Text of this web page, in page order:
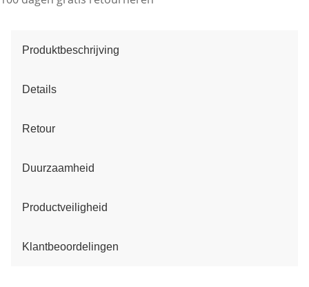
Produktbeschrijving
Details
Retour
Duurzaamheid
Productveiligheid
Klantbeoordelingen